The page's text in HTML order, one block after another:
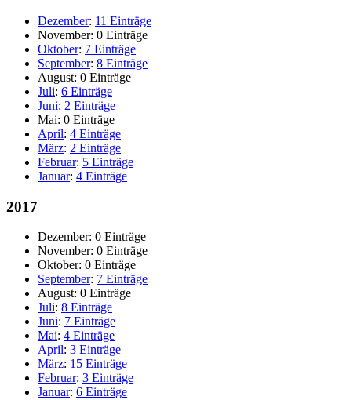
Dezember: 11 Einträge
November: 0 Einträge
Oktober: 7 Einträge
September: 8 Einträge
August: 0 Einträge
Juli: 6 Einträge
Juni: 2 Einträge
Mai: 0 Einträge
April: 4 Einträge
März: 2 Einträge
Februar: 5 Einträge
Januar: 4 Einträge
2017
Dezember: 0 Einträge
November: 0 Einträge
Oktober: 0 Einträge
September: 7 Einträge
August: 0 Einträge
Juli: 8 Einträge
Juni: 7 Einträge
Mai: 4 Einträge
April: 3 Einträge
März: 15 Einträge
Februar: 3 Einträge
Januar: 6 Einträge